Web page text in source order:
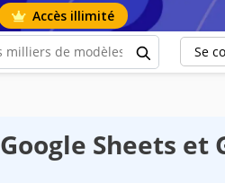
Accès illimité
Se
Sheets et